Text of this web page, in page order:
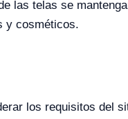
las telas se
y cosméticos.
los requisitos del